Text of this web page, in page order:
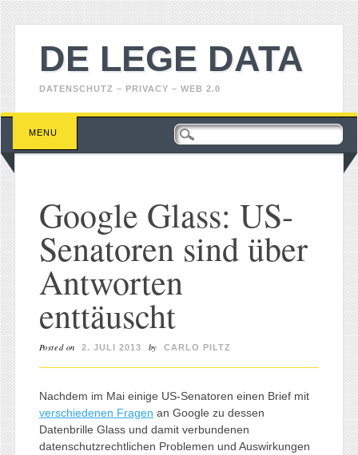
DE LEGE DATA
DATENSCHUTZ – PRIVACY – WEB 2.0
Main menu
Skip
content
MENU
Google Glass: US-
Senatoren sind über
Antworten
enttäuscht
Posted on 2. JULI 2013 by CARLO PILTZ
Nachdem im Mai einige US-Senatoren einen Brief mit
verschiedenen Fragen an Google zu dessen
Datenbrille Glass und damit verbundenen
datenschutzrechtlichen Problemen und Auswirkungen